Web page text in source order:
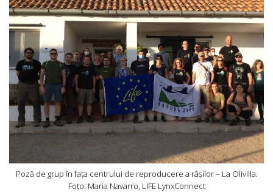
Poză de grup în fața centrului de reproducere a râșilor – La Olivilla.
Foto: Maria Navarro, LIFE LynxConnect